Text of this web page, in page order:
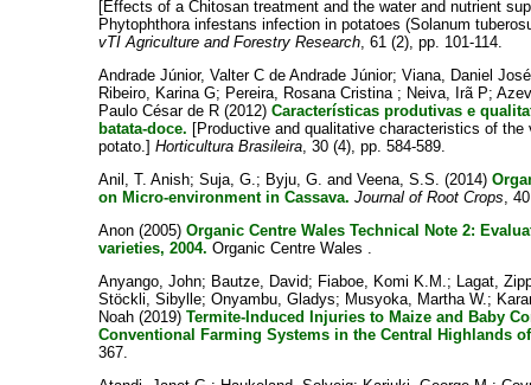
[Effects of a Chitosan treatment and the water and nutrient
Phytophthora infestans infection in potatoes (Solanum
vTI Agriculture and Forestry Research, 61 (2), pp. 101-114.
Andrade Júnior, Valter C de Andrade Júnior;Viana, Daniel
Ribeiro, Karina G; Pereira, Rosana Cristina ; Neiva, Irã P;
Paulo César de R(2012)Características produtivas e
batata-doce. [Productive and qualitative characteristics of
potato.]Horticultura Brasileira, 30 (4), pp. 584-589.
Anil, T. Anish;Suja, G.; Byju, G. andVeena, S.S. (2014)
on Micro-environment in Cassava. Journal of Root Crops,
Anon (2005)Organic Centre Wales Technical Note 2:
varieties, 2004. Organic Centre Wales .
Anyango, John; Bautze, David; Fiaboe, Komi K.M.; Lagat,
Stöckli, Sibylle;Onyambu, Gladys; Musyoka, Martha W.;
Noah (2019)Termite-Induced Injuries to Maize and Baby
Conventional Farming Systems in the Central Highlands
367.